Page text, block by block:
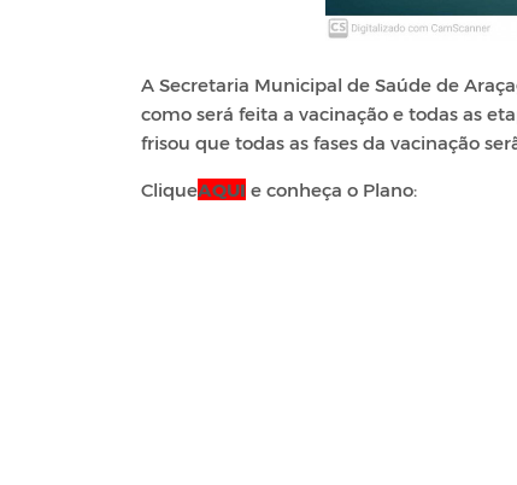
A Secretaria Municipal de Saúde de
como será feita a vacinação e todas as
frisou que todas as fases da vacinação
CliqueAQUI e conheça o Plano: